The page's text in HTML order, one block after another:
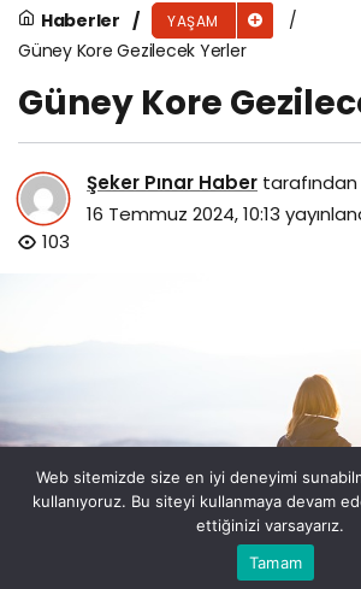
Haberler YAŞAM
Güney Kore Gezilecek Yerler
Güney Kore
Şeker Pınar Haber tarafından
16 Temmuz 2024, 10:13
103
Bu web sitesinde en iyi deneyimi
için çerezler kullanılmaktadır.
Eczaneler
Web sitemizde size en iyi deneyimi
kullanıyoruz. Bu siteyi kullanmaya devam
ettiğinizi varsayarız.
Tamam